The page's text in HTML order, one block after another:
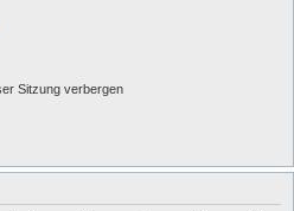
Sitzung verbergen